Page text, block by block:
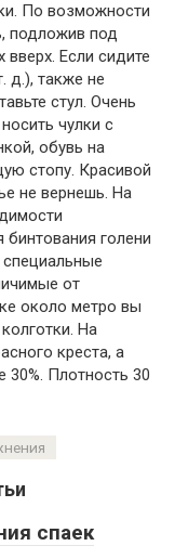
По возможности
подложив под
Если сидите
д.), также не
стул. Очень
чулки с
обувь на
стопу. Красивой
не вернешь. На
голени
от
около метро вы
На
креста, а
Плотность 30
спаек